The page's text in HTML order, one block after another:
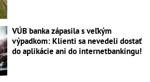
VÚB banka zápasila s veľkým
výpadkom: Klienti sa nevedeli dostať
do aplikácie ani do internetbankingu!